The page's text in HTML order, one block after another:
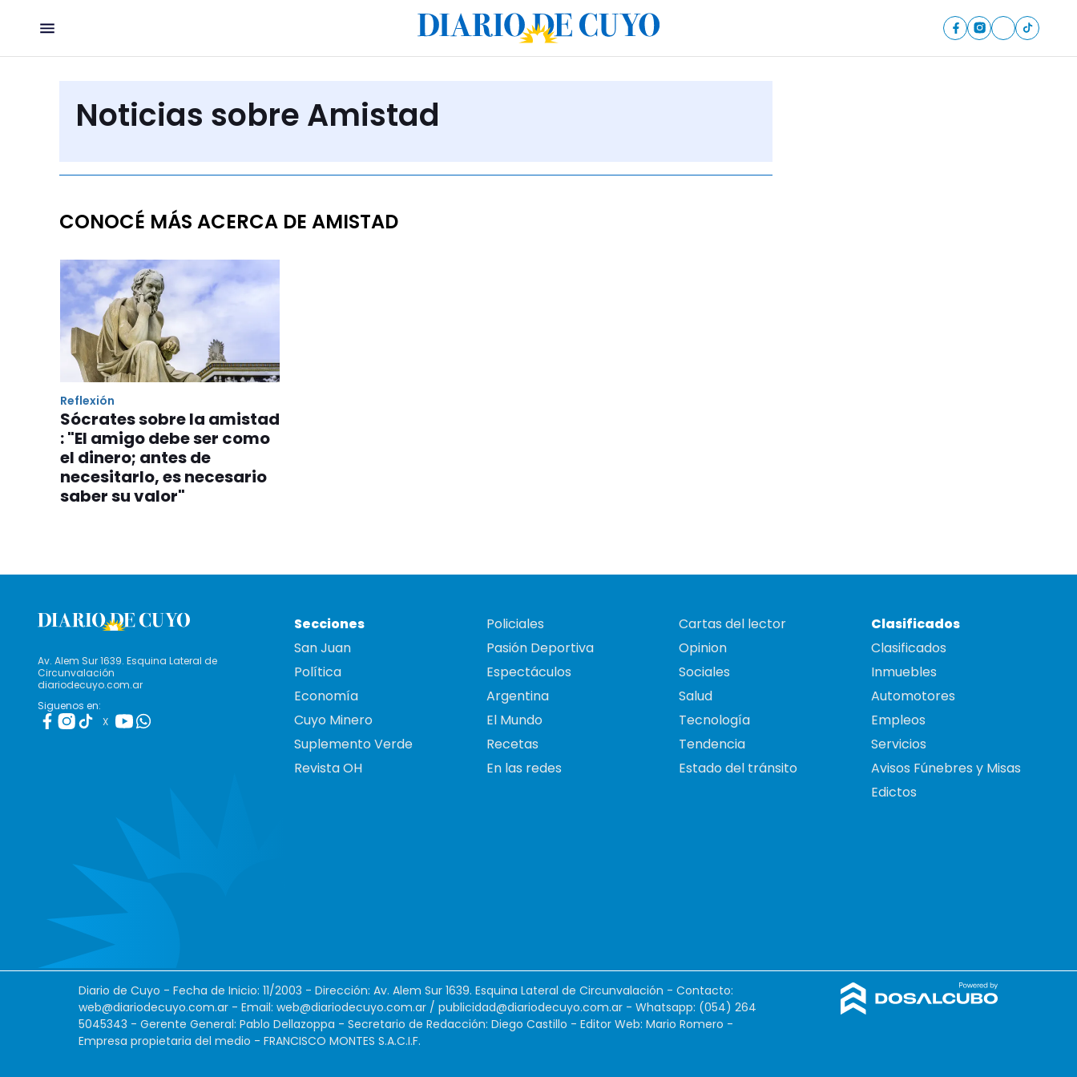
Noticias sobre Amistad
CONOCÉ MÁS ACERCA DE AMISTAD
Reflexión
Sócrates sobre la amistad
: "El amigo debe ser como
el dinero; antes de
necesitarlo, es necesario
saber su valor"
Av. Alem Sur 1639. Esquina Lateral de
Circunvalación
diariodecuyo.com.ar
Siguenos en:
X
Secciones
San Juan
Política
Economía
Cuyo Minero
Suplemento Verde
Revista OH
Policiales
Pasión Deportiva
Espectáculos
Argentina
El Mundo
Recetas
En las redes
Cartas del lector
Opinion
Sociales
Salud
Tecnología
Tendencia
Estado del tránsito
Clasificados
Clasificados
Inmuebles
Automotores
Empleos
Servicios
Avisos Fúnebres y Misas
Edictos
Diario de Cuyo - Fecha de Inicio: 11/2003 - Dirección: Av. Alem Sur 1639. Esquina Lateral de Circunvalación - Contacto:
web@diariodecuyo.com.ar - Email: web@diariodecuyo.com.ar / publicidad@diariodecuyo.com.ar - Whatsapp: (054) 264
5045343 - Gerente General: Pablo Dellazoppa - Secretario de Redacción: Diego Castillo - Editor Web: Mario Romero -
Empresa propietaria del medio - FRANCISCO MONTES S.A.C.I.F.